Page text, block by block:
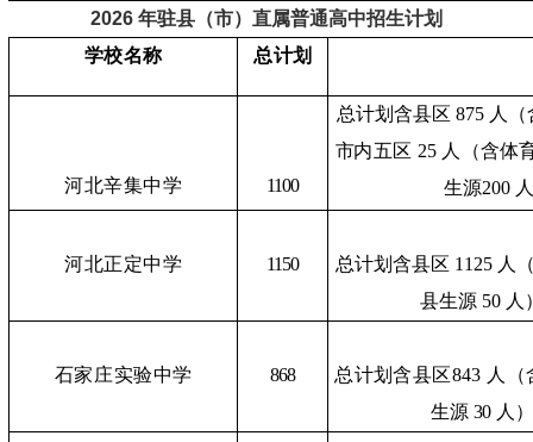
2026 年驻县（市）直属普通高中招生计划
学校名称
总计划
河北辛集中学 1100
总计划含县区 875 人
市内五区 25 人（含体
生源200
河北正定中学 1150 总计划含县区 1125 人
县生源 50 人
石家庄实验中学 868 总计划含县区843 人（
生源30 人 ）